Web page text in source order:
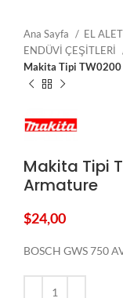
Ana Sayfa
EL
ENDÜVİ ÇEŞİTLERİ
Makita Tipi
Makita Tipi
Armature
$24,00
BOSCH GWS 750